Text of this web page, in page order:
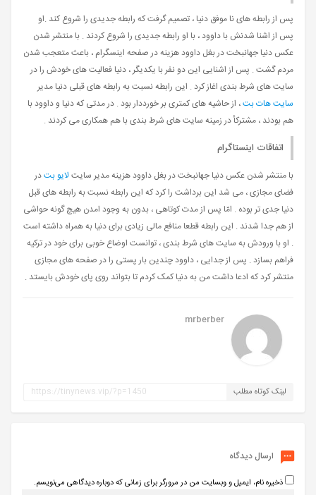
پس از رابطه های نا موفق دنیا ، تصمیم گرفت که رابطه جدیدی را شروع کند .او
پس از اشنا شدنش با داوود ، با او رابطه جدیدی را شروع کردند . با منتشر شدن
عکس دنیا جهانبخت در بغل داوود هزینه در صفحه اینسگرام ، باعث متعجب شدن
مردم گشت . پس از اشنایی این دو نفر با یکدیگر ، دنیا فعالیت های خودش را در
سایت های شرط بندی اغاز کرد . این رابطه نسبت به رابطه های قبلی دنیا مدیر
سایت هات بت، از حاشیه های کمتری بر خورددار بود . در مدتی که دنیا و داوود با
هم بودند ، مشترکأ در زمینه سایت های شرط بندی با هم همکاری می کردند .
اتفاقات اینستاگرام
با منتشر شدن عکس دنیا جهانبخت در بغل داوود هزینه مدیر سایتلایو بتدر
فضای مجازی ، می شد این برداشت را کرد که این رابطه نسبت به رابطه های قبل
دنیا جدی تر بوده . امّا پس از مدت کوتاهی ، بدون به وجود امدن هیچ گونه حواشی
از هم جدا شدند . این رابطه قطعا منافع مالی زیادی برای دنیا به همراه داشته است
. او با ورودش به سایت های شرط بندی ، توانست اوضاع خوبی برای خود در ترکیه
فراهم بسازد . پس از جدایی ، داوود چندین بار پستی را در صفحه های مجازی
منتشر کرد که ادعا داشت من به دنیا کمک کردم تا بتواند روی پای خودش بایستد .
mrberber
لینک کوتاه مطلب
ارسال دیدگاه
ذخیره نام، ایمیل و وبسایت من در مرورگر برای زمانی که دوباره دیدگاهی می‌نویسم.